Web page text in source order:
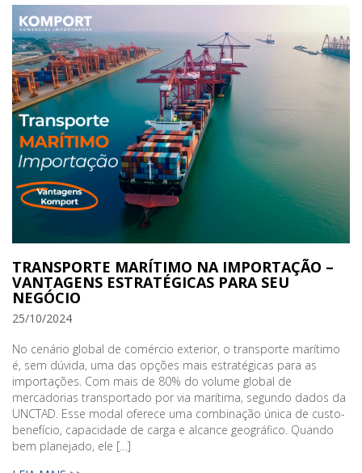
TRANSPORTE MARÍTIMO NA IMPORTAÇÃO –
VANTAGENS ESTRATÉGICAS PARA SEU
NEGÓCIO
25/10/2024
No cenário global de comércio exterior, o transporte marítimo
é, sem dúvida, uma das opções mais estratégicas para as
importações. Com mais de 80% do volume global de
mercadorias transportado por via marítima, segundo dados da
UNCTAD​. Esse modal oferece uma combinação única de custo-
benefício, capacidade de carga e alcance geográfico. Quando
bem planejado, ele […]